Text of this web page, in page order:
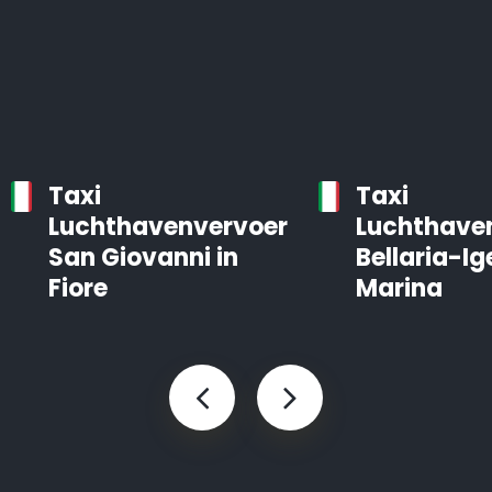
Taxi
Luchthavenvervoer
San Giovanni in
Fiore
Taxi
Bellaria-
Marina